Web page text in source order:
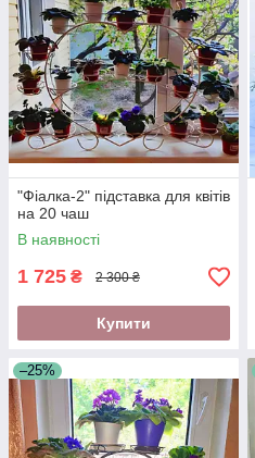
"Фіалка-2" підставка для квітів
на 20 чаш
В наявності
1 725 ₴ 2 300 ₴
Купити
–25%